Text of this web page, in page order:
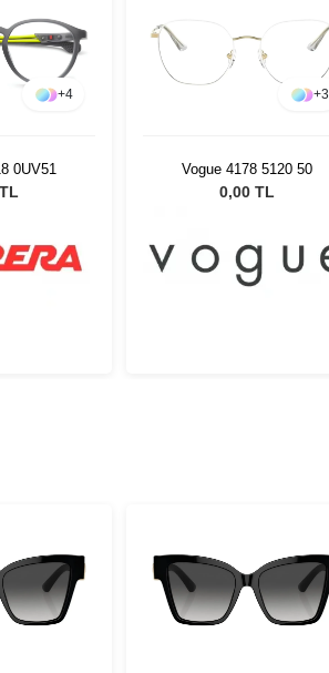
+3
5120 50
+3
Boss 1724/S 807/IR - 55
Unisex Güneş Gözlüğü
12.650,00 TL